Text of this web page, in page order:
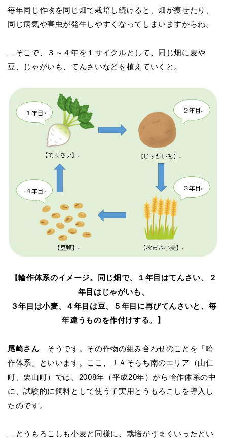
毎年同じ作物を同じ畑で栽培し続けると、畑が痩せたり、
同じ病気や害虫が発生しやすくなってしまいますからね。
―そこで、
３～４年を１サイクルとして、同じ畑に麦や
豆、じゃがいも、てんさいなどを植えていくと 。
【輪作体系のイメージ。同じ畑で、１年目はてんさい、２
年目はじゃがいも、
３年目は小麦、４年目は豆、５年目に再びてんさいと、毎
年違うものを作付けする。】
尾崎さん そうです。その作物の組み合わせのことを「輪
作体系」といいます。ここ、ＪＡそらち南のエリア（由仁
町、栗山町）では、2008年（平成20年）から輪作体系の中
に、試験的に飼料として使う子実用とうもろこしを導入し
たのです。
―とうもろこしも小麦と同様に、栽培がうまくいったとい